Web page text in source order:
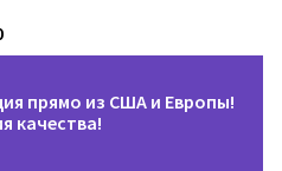
прямо из США и Европы!
качества!